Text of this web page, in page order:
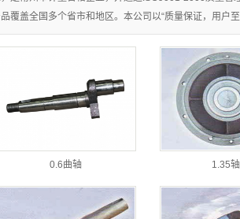
覆盖全国多个省市和地区。本公司以“质量保证，用户
0.6曲轴 1.35